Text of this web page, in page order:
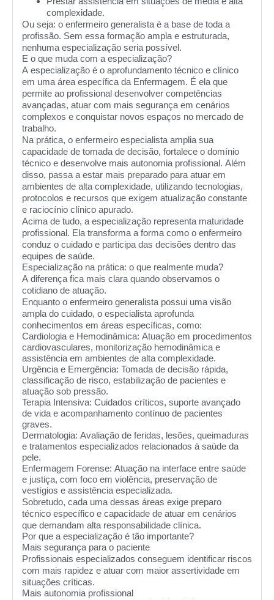
complexidade.
Ou seja: o enfermeiro generalista é a base de toda a
profissão. Sem essa formação ampla e estruturada,
nenhuma especialização seria possível.
E o que muda com a especialização?
A especialização é o aprofundamento técnico e clínico
em uma área específica da Enfermagem. É ela que
permite ao profissional desenvolver competências
avançadas, atuar com mais segurança em cenários
complexos e conquistar novos espaços no mercado de
trabalho.
Na prática, o enfermeiro especialista amplia sua
capacidade de tomada de decisão, fortalece o domínio
técnico e desenvolve mais autonomia profissional. Além
disso, passa a estar mais preparado para atuar em
ambientes de alta complexidade, utilizando tecnologias,
protocolos e recursos que exigem atualização constante
e raciocínio clínico apurado.
Acima de tudo, a especialização representa maturidade
profissional. Ela transforma a forma como o enfermeiro
conduz o cuidado e participa das decisões dentro das
equipes de saúde.
Especialização na prática: o que realmente muda?
A diferença fica mais clara quando observamos o
cotidiano de atuação.
Enquanto o enfermeiro generalista possui uma visão
ampla do cuidado, o especialista aprofunda
conhecimentos em áreas específicas, como:
Cardiologia e Hemodinâmica: Atuação em procedimentos
cardiovasculares, monitorização hemodinâmica e
assistência em ambientes de alta complexidade.
Urgência e Emergência: Tomada de decisão rápida,
classificação de risco, estabilização de pacientes e
atuação sob pressão.
Terapia Intensiva: Cuidados críticos, suporte avançado
de vida e acompanhamento contínuo de pacientes
graves.
Dermatologia: Avaliação de feridas, lesões, queimaduras
e tratamentos especializados relacionados à saúde da
pele.
Enfermagem Forense: Atuação na interface entre saúde
e justiça, com foco em violência, preservação de
vestígios e assistência especializada.
Sobretudo, cada uma dessas áreas exige preparo
técnico específico e capacidade de atuar em cenários
que demandam alta responsabilidade clínica.
Por que a especialização é tão importante?
Mais segurança para o paciente
Profissionais especializados conseguem identificar riscos
com mais rapidez e atuar com maior assertividade em
situações críticas.
Mais autonomia profissional